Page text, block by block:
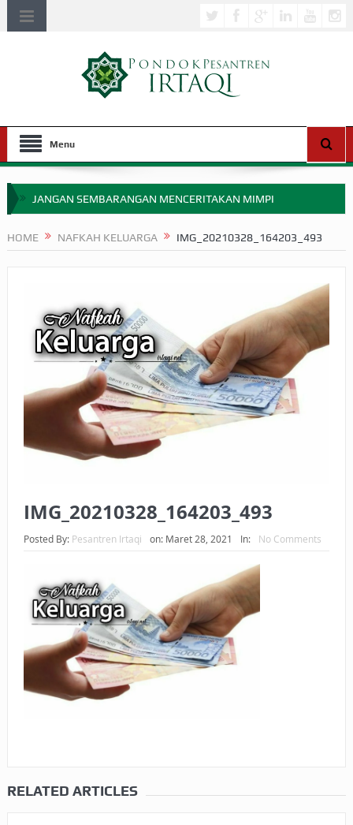
Menu
JANGAN SEMBARANGAN MENCERITAKAN MIMPI
SEBELUM TIBA SAAT WAJIB?
HAKIKAT NIKMAT DI DUNIA!
BAGAIMANA CARA MEMBAYAR ZAKAT UANG?
UANG HARAM BISA MENJADI HALAL JIKA SEBAB
KEPEMILIKANNYA BERUBAH
HOME NAFKAH KELUARGA IMG_20210328_164203_493
IMG_20210328_164203_493
Posted By: Pesantren Irtaqi on: Maret 28, 2021 In: No Comments
RELATED ARTICLES